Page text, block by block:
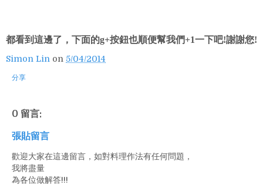
都看到這邊了，下面的g+按鈕也順便幫我們+1一下吧!謝謝您!
Simon Lin on 5/04/2014
分享
0 留言:
張貼留言
歡迎大家在這邊留言，如對料理作法有任何問題，
我將盡量
為各位做解答!!!